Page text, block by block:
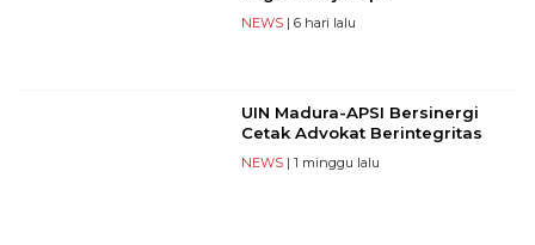
NEWS| 6 hari lalu
UIN Madura-APSI Bersinergi
Cetak Advokat Berintegritas
NEWS| 1 minggu lalu